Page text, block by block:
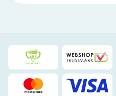
Duurzaamheidsprijs
Mastercard Visa